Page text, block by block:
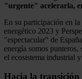
"urgente" acelerarla,
En su participación en
energético 2023 y
"espectacular" de
energía somos punteros,
el ecosistema industrial
Hacia la transición